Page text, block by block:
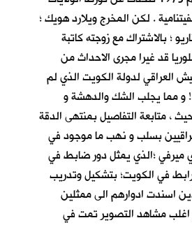
. لكن المخرج ويلارد هويك ؛
؛ بالاشتراك مع زوجته كاتبة
قد غيرا مجرى الاحداث من
العراقي لدولة الكويت الذي لم
يقع الا في اب 1990 ! و مما يجلب الشك والدهشة و
، متابعة التفاصيل بمنتهى الدقة
بسلب و نهب ما موجود في
ميرفي ؛الذي يمثل دور ضابط في
في الكويت؛ بتشكيل وتدريب
اسندت ادوارهم الى ممثلين
اغلب مشاهد التصوير تمت في